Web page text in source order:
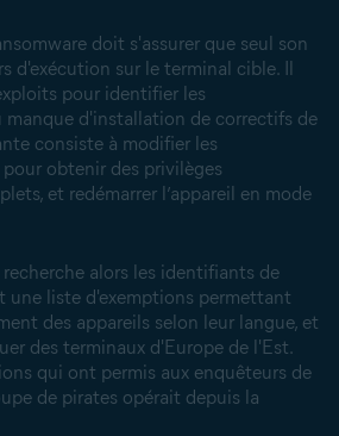
doit s'assurer que seul son
d'exécution sur le terminal cible. Il
pour identifier les
manque d'installation de correctifs de
consiste à modifier les
obtenir des privilèges
et redémarrer l’appareil en mode
alors les identifiants de
une liste d'exemptions permettant
des appareils selon leur langue, et
des terminaux d'Europe de l'Est.
qui ont permis aux enquêteurs de
de pirates opérait depuis la